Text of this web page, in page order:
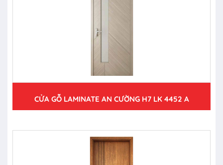
CỬA GỖ LAMINATE AN CƯỜNG H7 LK 4452 A